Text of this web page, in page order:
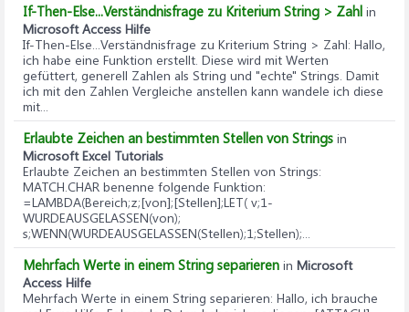
If-Then-Else...Verständnisfrage zu Kriterium String > Zahl in
Microsoft Access Hilfe
If-Then-Else...Verständnisfrage zu Kriterium String > Zahl: Hallo,
ich habe eine Funktion erstellt. Diese wird mit Werten
gefüttert, generell Zahlen als String und "echte" Strings. Damit
ich mit den Zahlen Vergleiche anstellen kann wandele ich diese
mit...
Erlaubte Zeichen an bestimmten Stellen von Strings in
Microsoft Excel Tutorials
Erlaubte Zeichen an bestimmten Stellen von Strings:
MATCH.CHAR benenne folgende Funktion:
=LAMBDA(Bereich;z;[von];[Stellen];LET( v;1-
WURDEAUSGELASSEN(von);
s;WENN(WURDEAUSGELASSEN(Stellen);1;Stellen);...
Mehrfach Werte in einem String separieren in Microsoft
Access Hilfe
Mehrfach Werte in einem String separieren: Hallo, ich brauche